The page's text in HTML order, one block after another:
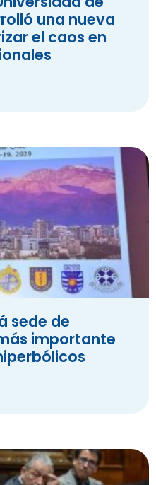
una nueva
el caos en
sede de
importante